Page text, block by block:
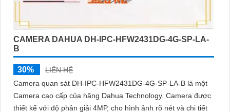
CAMERA DAHUA DH-IPC-HFW2431DG-4G-SP-LA-
B
30%
LIÊN HỆ
Camera quan sát DH-IPC-HFW2431DG-4G-SP-LA-B là một
Camera cao cấp của hãng Dahua Technology. Camera được
thiết kế với độ phân giải 4MP, cho hình ảnh rõ nét và chi tiết